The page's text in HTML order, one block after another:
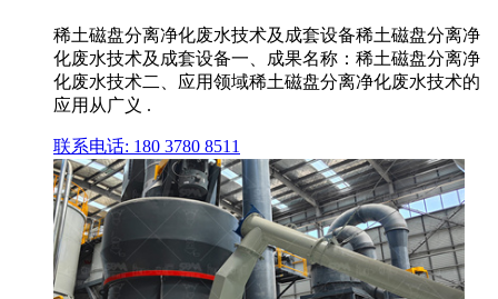
稀土磁盘分离净化废水技术及成套设备稀土磁盘分离净
化废水技术及成套设备一、成果名称：稀土磁盘分离净
化废水技术二、应用领域稀土磁盘分离净化废水技术的
应用从广义 .
联系电话: 180 3780 8511